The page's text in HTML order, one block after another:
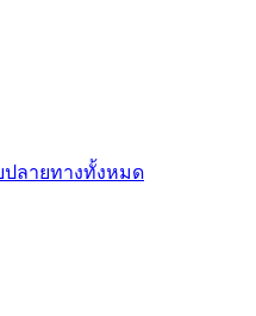
ปลายทางทั้งหมด